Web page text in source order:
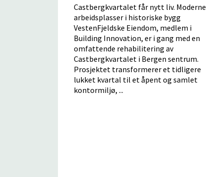
Castbergkvartalet får nytt liv. Moderne
arbeidsplasser i historiske bygg
VestenFjeldske Eiendom, medlem i
Building Innovation, er i gang med en
omfattende rehabilitering av
Castbergkvartalet i Bergen sentrum.
Prosjektet transformerer et tidligere
lukket kvartal til et åpent og samlet
kontormiljø, ...